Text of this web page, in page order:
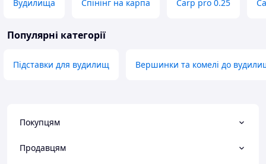
Вудилища Спінінг на карпа Carp pro 0.25
Популярні категорії
Підставки для вудилищ Вершинки та комелі до
Покупцям
Продавцям